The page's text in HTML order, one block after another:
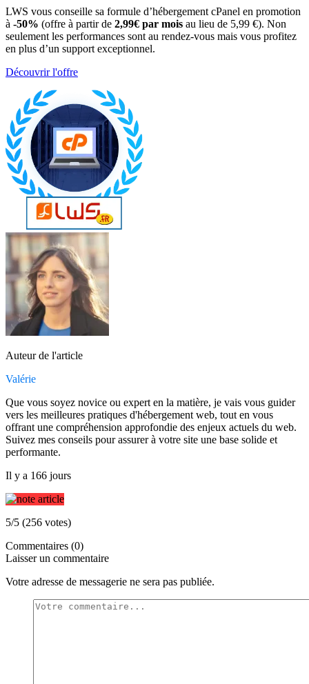
LWS vous conseille sa formule d’hébergement cPanel en promotion
à -50% (offre à partir de 2,99€ par mois au lieu de 5,99 €). Non
seulement les performances sont au rendez-vous mais vous profitez
en plus d’un support exceptionnel.
Découvrir l'offre
Auteur de l'article
Valérie
Que vous soyez novice ou expert en la matière, je vais vous guider
vers les meilleures pratiques d'hébergement web, tout en vous
offrant une compréhension approfondie des enjeux actuels du web.
Suivez mes conseils pour assurer à votre site une base solide et
performante.
Il y a 166 jours
5/5 (256 votes)
Commentaires (0)
Laisser un commentaire
Votre adresse de messagerie ne sera pas publiée.